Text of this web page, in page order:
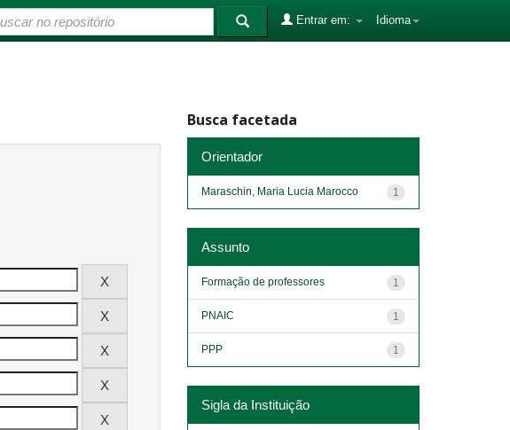
Idioma
Entrar em:
Busca facetada
Orientador
1
Maraschin, Maria Lucia Marocco
Assunto
1
Formação de professores
1
PNAIC
1
PPP
Sigla da Instituição